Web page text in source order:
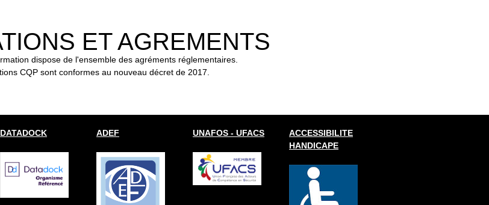
ET AGREMENTS
dispose de l'ensemble des agréments réglementaires.
CQP sont conformes au nouveau décret de 2017.
DATADOCK ADEF UNAFOS - UFACS
ACCESSIBILITE
HANDICAPE